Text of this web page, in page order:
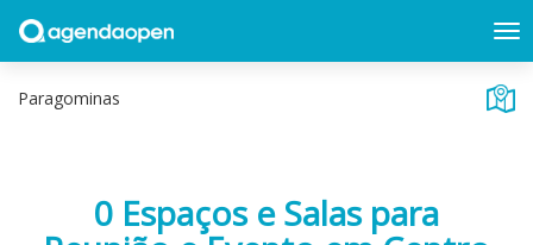
0 Espaços e Salas para